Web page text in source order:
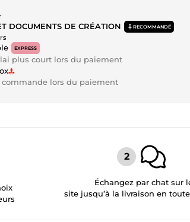
DOCUMENTS DE CRÉATION RECOMMANDÉ
EXPRESS
plus court lors du paiement
commande lors du paiement
Échangez par chat sur
site jusqu’à la livraison en